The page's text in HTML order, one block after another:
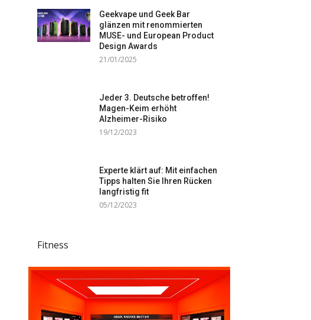
Geekvape und Geek Bar
glänzen mit renommierten
MUSE- und European Product
Design Awards
21/01/2025
Jeder 3. Deutsche betroffen!
Magen-Keim erhöht
Alzheimer-Risiko
19/12/2023
Experte klärt auf: Mit einfachen
Tipps halten Sie Ihren Rücken
langfristig fit
05/12/2023
Fitness